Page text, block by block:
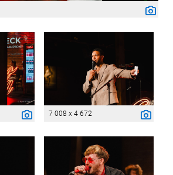
7 008 x 4 672